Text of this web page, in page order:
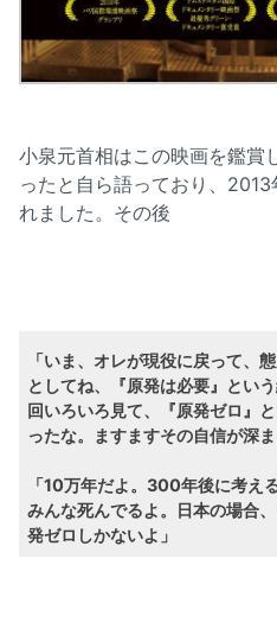
小泉元首相はこの映画を鑑賞
ったと自ら語っており、
れました。その後
「いま、オレが現役に戻って、
としてね、『原発は必要』とい
回いろいろ見て、『原発ゼロ』
ったな。ますますその自信が深ま
「10万年だよ。300年後に考え
みんな死んでるよ。日本の場合
発ゼロしかないよ」